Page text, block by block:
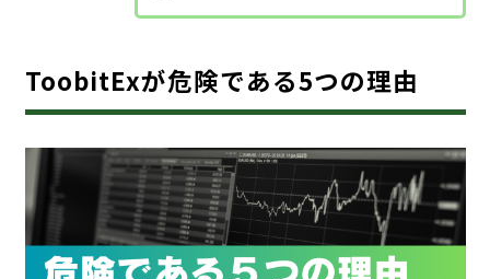
ToobitExが危険である5つの理由